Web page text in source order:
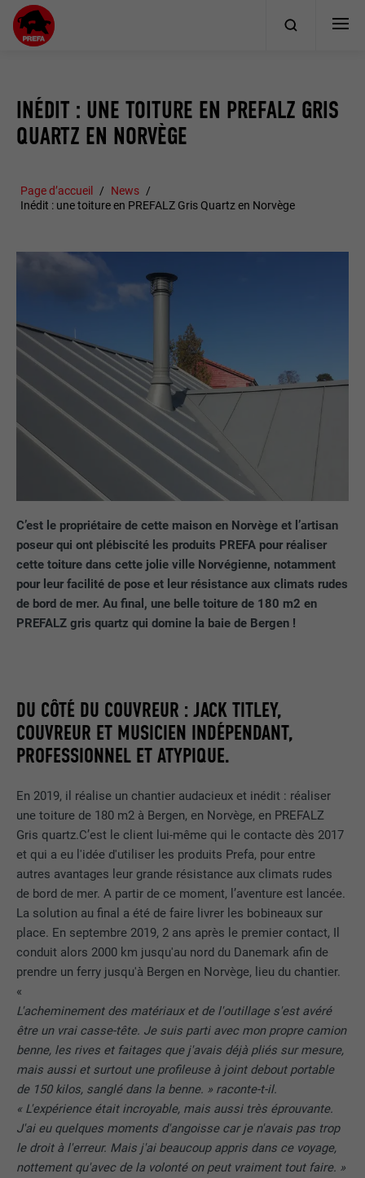
INÉDIT : UNE TOITURE EN PREFALZ GRIS
QUARTZ EN NORVÈGE
Page d’accueil
News
Inédit : une toiture en PREFALZ Gris Quartz en Norvège
C’est le propriétaire de cette maison en Norvège et l’artisan
poseur qui ont plébiscité les produits PREFA pour réaliser
cette toiture dans cette jolie ville Norvégienne, notamment
pour leur facilité de pose et leur résistance aux climats rudes
de bord de mer. Au final, une belle toiture de 180 m2 en
PREFALZ gris quartz qui domine la baie de Bergen !
DU CÔTÉ DU COUVREUR : JACK TITLEY,
COUVREUR ET MUSICIEN INDÉPENDANT,
PROFESSIONNEL ET ATYPIQUE.
En 2019, il réalise un chantier audacieux et inédit : réaliser
une toiture de 180 m2 à Bergen, en Norvège, en PREFALZ
Gris quartz.C’est le client lui-même qui le contacte dès 2017
et qui a eu l'idée d'utiliser les produits Prefa, pour entre
autres avantages leur grande résistance aux climats rudes
de bord de mer. A partir de ce moment, l’aventure est lancée.
La solution au final a été de faire livrer les bobineaux sur
place. En septembre 2019, 2 ans après le premier contact, Il
conduit alors 2000 km jusqu'au nord du Danemark afin de
prendre un ferry jusqu'à Bergen en Norvège, lieu du chantier.
«
L'acheminement des matériaux et de l'outillage s'est avéré
être un vrai casse-tête. Je suis parti avec mon propre camion
benne, les rives et faitages que j'avais déjà pliés sur mesure,
mais aussi et surtout une profileuse à joint debout portable
de 150 kilos, sanglé dans la benne. » raconte-t-il.
« L'expérience était incroyable, mais aussi très éprouvante.
J'ai eu quelques moments d'angoisse car je n'avais pas trop
le droit à l'erreur. Mais j'ai beaucoup appris dans ce voyage,
nottement qu'avec de la volonté on peut vraiment tout faire. »